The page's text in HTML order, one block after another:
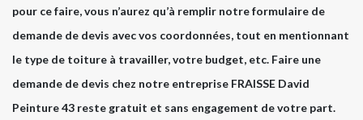
pour ce faire, vous n’aurez qu’à remplir notre formulaire de
demande de devis avec vos coordonnées, tout en mentionnant
le type de toiture à travailler, votre budget, etc. Faire une
demande de devis chez notre entreprise FRAISSE David
Peinture 43 reste gratuit et sans engagement de votre part.